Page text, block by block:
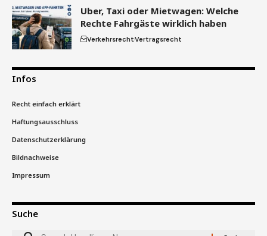
Uber, Taxi oder Mietwagen: Welche
Rechte Fahrgäste wirklich haben
VerkehrsrechtVertragsrecht
Infos
Recht einfach erklärt
Haftungsausschluss
Datenschutzerklärung
Bildnachweise
Impressum
Suche